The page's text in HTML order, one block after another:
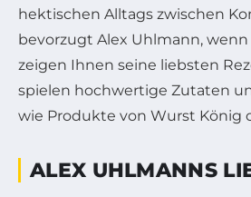
hektischen Alltags zwischen
bevorzugt Alex Uhlmann,
zeigen Ihnen seine liebsten
spielen hochwertige Zutaten
wie Produkte von Wurst König
ALEX UHLMANNS